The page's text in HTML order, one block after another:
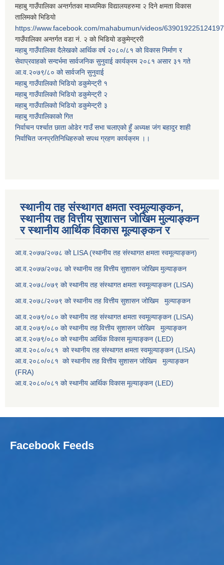
महाबु गाउँपालिका अन्तर्गतका माध्यमिक विद्यालयहरुमा २ दिने क्षमता विकास
तालिमको भिडियो
https://www.facebook.com/mahabumun/videos/639019225124197
गाउँपालिका अन्तर्गत वडा नं. २ को भिडियो डकुमेन्ट्ररी
महाबु गाउँपालिका दैलेखको आर्थिक वर्ष २०८०/८१ को विकास निर्माण र
सेवाप्रवाहको सन्दर्भमा सार्वजनिक सुनुवाई कार्यक्रम २०८१ असार ३१ गते
आ.व.२०७९/८० को सार्वजनि सुनुवाई
महाबु गाउँपालिकाो भिडियो डकुमेन्ट्री १
महाबु गाउँपालिकाो भिडियो डकुमेन्ट्री २
महाबु गाउँपालिकाो भिडियो डकुमेन्ट्री ३
महाबु गाउँपालिकाको गित
निर्वाचन पर्श्चात छाता ओडेर गाउँ सभा चलाएको हुँ अध्यक्ष जंग बहादुर शाही
निर्वाचित जनप्रतिनिधिहरुको सपथ ग्रहण कार्यक्रम ।।
स्थानीय तह संस्थागत क्षमता स्वमूल्याङ्कन,
स्थानीय तह वित्तीय सुशासन जोखिम मुल्याङ्कन
र स्थानीय आर्थिक विकास मूल्याङ्कन र
आ.व.२०७७/२०७८ को LISA (स्थानीय तह संस्थागत क्षमता स्वमूल्याङ्कन)
आ.व.२०७७/२०७८ को स्थानीय तह वित्तीय सुशासन जोखिम मुल्याङ्कन
आ.व.२०७८/०७९ को स्थानीय तह संस्थागत क्षमता स्वमूल्याङ्कन (LISA)
आ.व.२०७८/२०७९ को स्थानीय तह वित्तीय सुशासन जोखिम मुल्याङ्कन
आ.व.२०७९/०८० को स्थानीय तह संस्थागत क्षमता स्वमूल्याङ्कन (LISA)
आ.व.२०७९/०८० को स्थानीय तह वित्तीय सुशासन जोखिम मुल्याङ्कन
आ.व.२०७९/०८० को स्थानीय आर्थिक विकास मूल्याङ्कन (LED)
आ.व.२०८०/०८१ को स्थानीय तह संस्थागत क्षमता स्वमूल्याङ्कन (LISA)
आ.व.२०८०/०८१ को स्थानीय तह वित्तीय सुशासन जोखिम मुल्याङ्कन
(FRA)
आ.व.२०८०/०८१ को स्थानीय आर्थिक विकास मूल्याङ्कन (LED)
Facebook Feeds